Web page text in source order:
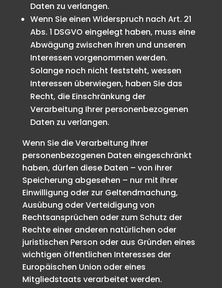
Daten zu verlangen.
Wenn Sie einen Widerspruch nach Art. 21
Abs. 1 DSGVO eingelegt haben, muss eine
Abwägung zwischen Ihren und unseren
Interessen vorgenommen werden.
Solange noch nicht feststeht, wessen
Interessen überwiegen, haben Sie das
Recht, die Einschränkung der
Verarbeitung Ihrer personenbezogenen
Daten zu verlangen.
Wenn Sie die Verarbeitung Ihrer
personenbezogenen Daten eingeschränkt
haben, dürfen diese Daten – von ihrer
Speicherung abgesehen – nur mit Ihrer
Einwilligung oder zur Geltendmachung,
Ausübung oder Verteidigung von
Rechtsansprüchen oder zum Schutz der
Rechte einer anderen natürlichen oder
juristischen Person oder aus Gründen eines
wichtigen öffentlichen Interesses der
Europäischen Union oder eines
Mitgliedstaats verarbeitet werden.